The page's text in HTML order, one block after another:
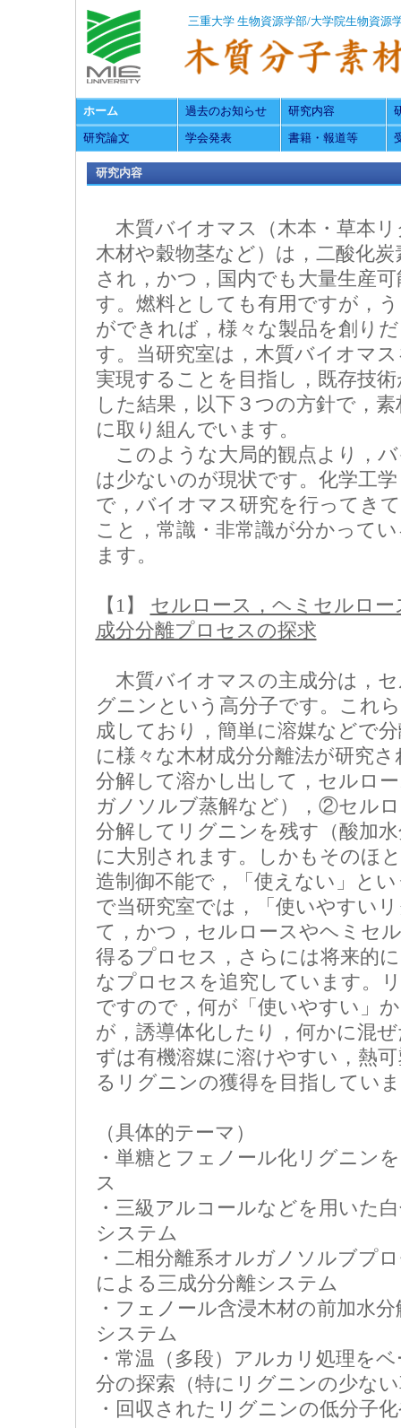
三重大学 生物資源学部/大学院生物資源
ホーム 過去のお知らせ 研究内容
研究論文
学会発表 書籍・報道等
研究内容
木質バイオマス（木本・草本
木材や穀物茎など）は，二酸化
され，かつ，国内でも大量生産
す。燃料としても有用ですが，
ができれば，様々な製品を創り
す。当研究室は，木質バイオマ
実現することを目指し，既存技
した結果，以下３つの方針で，
に取り組んでいます。
このような大局的観点より，
は少ないのが現状です。化学工
で，バイオマス研究を行ってき
こと，常識・非常識が分かって
ます。
【1】 セルロース，ヘミセルロ
成分分離プロセスの探求
木質バイオマスの主成分は，
グニンという高分子です。これ
成しており，簡単に溶媒などで
に様々な木材成分分離法が研究
分解して溶かし出して，セルロ
ガノソルブ蒸解など），②セル
分解してリグニンを残す（酸加
に大別されます。しかもそのほ
造制御不能で，「使えない」と
で当研究室では，「使いやすい
て，かつ，セルロースやヘミセ
得るプロセス，さらには将来的
なプロセスを追究しています。
ですので，何が「使いやすい」
が，誘導体化したり，何かに混
ずは有機溶媒に溶けやすい，熱
るリグニンの獲得を目指してい
（具体的テーマ）
・単糖とフェノール化リグニン
ス
・三級アルコールなどを用いた
システム
・二相分離系オルガノソルブプ
による三成分分離システム
・フェノール含浸木材の前加水
システム
・常温（多段）アルカリ処理を
分の探索（特にリグニンの少な
・回収されたリグニンの低分子